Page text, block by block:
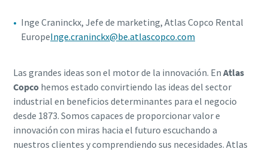
Inge Craninckx, Jefe de marketing, Atlas Copco Rental
EuropeInge.craninckx@be.atlascopco.com
Las grandes ideas son el motor de la innovación. En Atlas
Copcohemos estado convirtiendo las ideas del sector
industrial en beneficios determinantes para el negocio
desde 1873. Somos capaces de proporcionar valor e
innovación con miras hacia el futuro escuchando a
nuestros clientes y comprendiendo sus necesidades. Atlas